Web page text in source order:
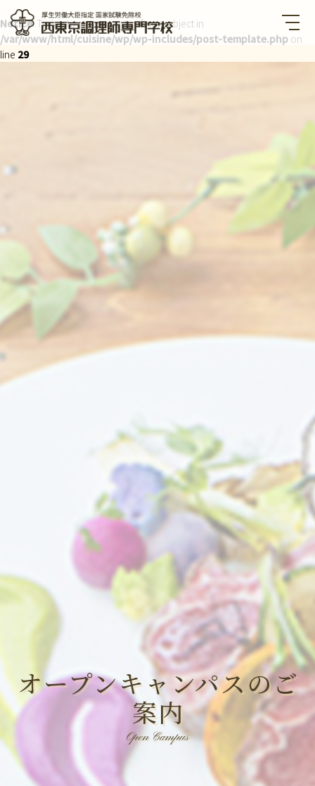
Notice: Trying to get property of non-object in
/var/www/html/cuisine/wp/wp-includes/post-template.php on
line 29
西東京調理師専門学校 厚生労
オープンキャンパスのご
案内
Open Campus